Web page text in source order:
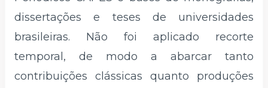
dissertações e teses de universidades
brasileiras. Não foi aplicado recorte
temporal, de modo a abarcar tanto
contribuições clássicas quanto produções